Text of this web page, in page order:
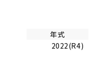
年式
2022(R4)